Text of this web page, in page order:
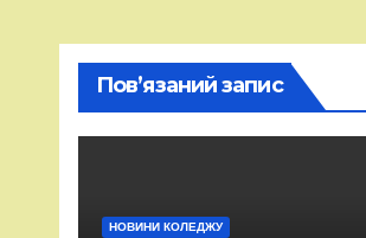
Пов’язаний запис
НОВИНИ КОЛЕДЖУ